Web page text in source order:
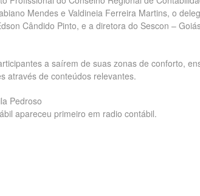
Mendes e Valdineia Ferreira Martins, o
Cândido Pinto, e a diretora do Sescon –
a saírem de suas zonas de conforto,
através de conteúdos relevantes.
Pedroso
apareceu primeiro em radio contábil.